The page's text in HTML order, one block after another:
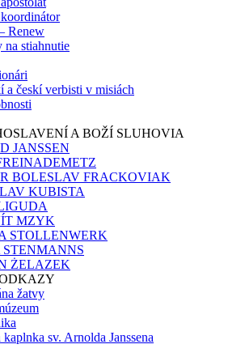
Renew
na stiahnutie
a českí verbisti v misiách
A BOŽÍ SLUHOVIA
JANSSEN
BOLESLAV FRACKOVIAK
KUBISTA
MZYK
STOLLENWERK
STENMANNS
ŻELAZEK
žatvy
sv. Arnolda Janssena